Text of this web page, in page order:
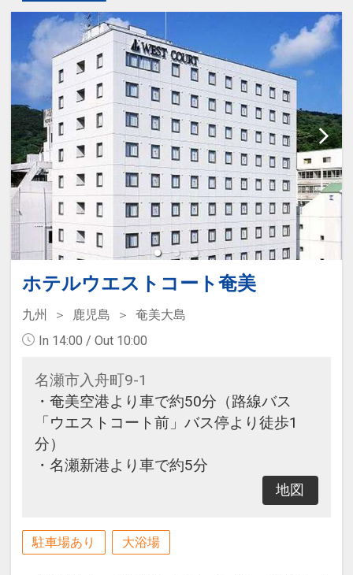
ホテルウエストコート奄美
九州 鹿児島
奄美大島
In 14:00 / Out 10:00
名瀬市入舟町9-1
・奄美空港より車で約50分（路線バス
「ウエストコート前」バス停より徒歩1
分）
・名瀬新港より車で約5分
地図
駐車場あり 大浴場